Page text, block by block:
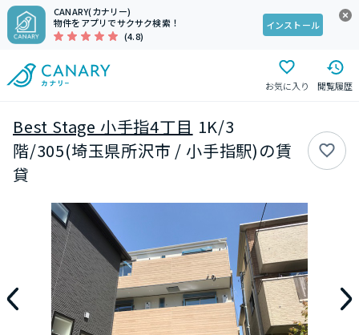
CANARY(カナリー)
物件をアプリでサクサク検索！
(4.8)
インストール
お気に入り 閲覧履歴
Best Stage 小手指4丁目 1K/3
階/305(埼玉県所沢市 / 小手指駅)の賃
貸